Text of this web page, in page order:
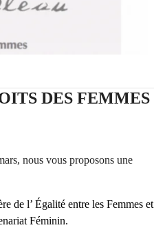
DES FEMMES
nous vous proposons une
de l’ Égalité entre les Femmes et
Féminin.